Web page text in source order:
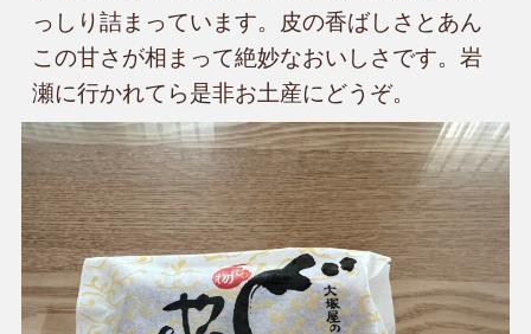
っしり詰まっています。皮の香ばしさとあん
この甘さが相まって絶妙なおいしさです。岩
瀬に行かれてら是非お土産にどうぞ。